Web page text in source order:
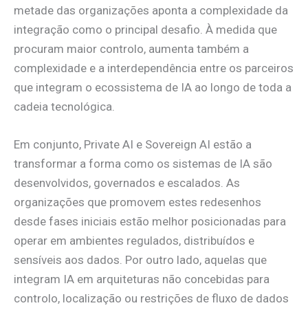
metade das organizações aponta a complexidade da
integração como o principal desafio. À medida que
procuram maior controlo, aumenta também a
complexidade e a interdependência entre os parceiros
que integram o ecossistema de IA ao longo de toda a
cadeia tecnológica.
Em conjunto, Private AI e Sovereign AI estão a
transformar a forma como os sistemas de IA são
desenvolvidos, governados e escalados. As
organizações que promovem estes redesenhos
desde fases iniciais estão melhor posicionadas para
operar em ambientes regulados, distribuídos e
sensíveis aos dados. Por outro lado, aquelas que
integram IA em arquiteturas não concebidas para
controlo, localização ou restrições de fluxo de dados